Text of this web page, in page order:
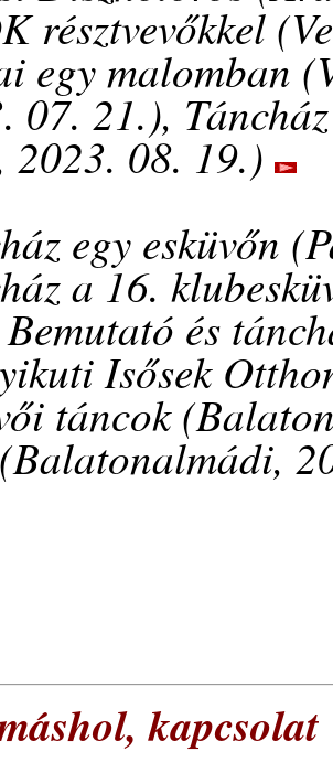
résztvevőkkel
egy malomban
07. 21.),
2023. 08. 19.)
egy esküvőn
a 16.
és
Isősek
táncok
kapcsolat